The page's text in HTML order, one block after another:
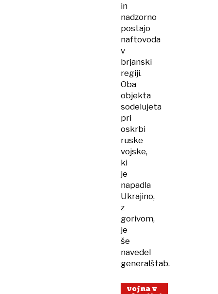
in
nadzorno
postajo
naftovoda
v
brjanski
regiji.
Oba
objekta
sodelujeta
pri
oskrbi
ruske
vojske,
ki
je
napadla
Ukrajino,
z
gorivom,
je
še
navedel
generalštab.
vojna v